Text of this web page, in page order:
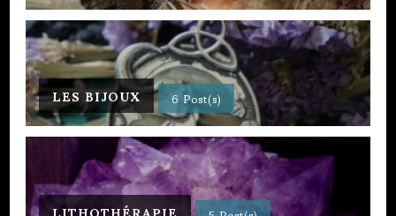
LES BIJOUX 6 Post(s)